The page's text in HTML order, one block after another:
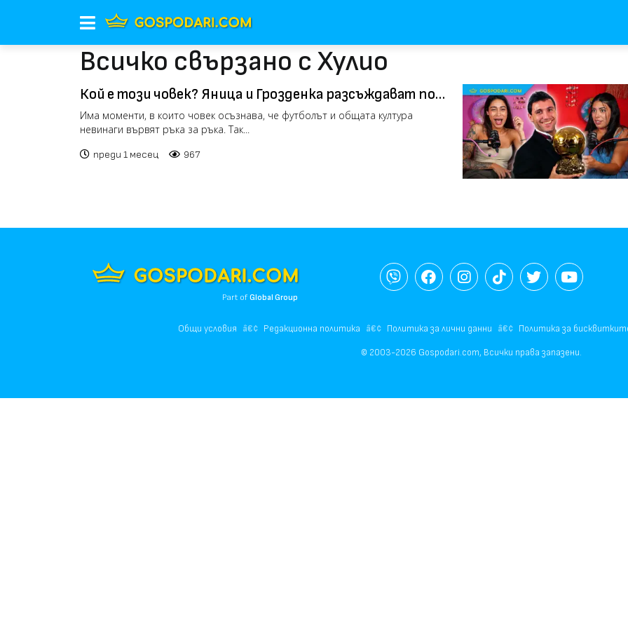
Всичко свързано с Хулио
Кой е този човек? Яница и Грозденка разсъждават по
този въпрос (видео)
Има моменти, в които човек осъзнава, че футболът и общата култура
невинаги вървят ръка за ръка. Так...
преди 1 месец 967
Part ofGlobal Group
Общи условия Редакционна политика Политика за лични данни Политика за
© 2003-2026 Gospodari.com, Всички права запазени.